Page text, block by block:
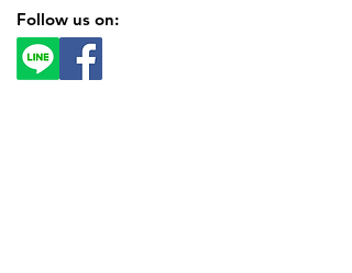
Follow us on: